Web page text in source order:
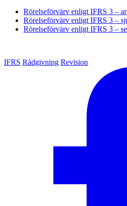
Rörelseförvärv enligt IFRS 3 –
Rörelseförvärv enligt IFRS 3 –
Rörelseförvärv enligt IFRS 3 –
IFRS Rådgivning Revision